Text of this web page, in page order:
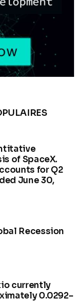
of SpaceX.
for Q2
June 30,
Recession
currently
0.0292–